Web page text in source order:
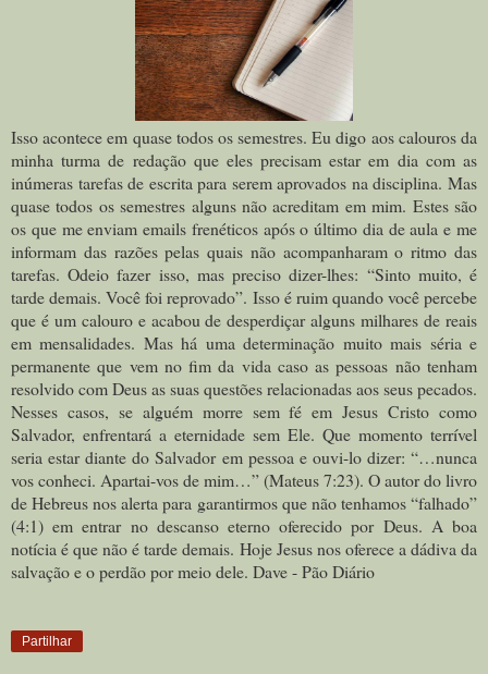
Isso acontece em quase todos os semestres. Eu digo aos calouros da
minha turma de redação que eles precisam estar em dia com as
inúmeras tarefas de escrita para serem aprovados na disciplina. Mas
quase todos os semestres alguns não acreditam em mim. Estes são
os que me enviam emails frenéticos após o último dia de aula e me
informam das razões pelas quais não acompanharam o ritmo das
tarefas. Odeio fazer isso, mas preciso dizer-lhes: “Sinto muito, é
tarde demais. Você foi reprovado”. Isso é ruim quando você percebe
que é um calouro e acabou de desperdiçar alguns milhares de reais
em mensalidades. Mas há uma determinação muito mais séria e
permanente que vem no fim da vida caso as pessoas não tenham
resolvido com Deus as suas questões relacionadas aos seus pecados.
Nesses casos, se alguém morre sem fé em Jesus Cristo como
Salvador, enfrentará a eternidade sem Ele. Que momento terrível
seria estar diante do Salvador em pessoa e ouvi-lo dizer: “…nunca
vos conheci. Apartai-vos de mim…” (Mateus 7:23). O autor do livro
de Hebreus nos alerta para garantirmos que não tenhamos “falhado”
(4:1) em entrar no descanso eterno oferecido por Deus. A boa
notícia é que não é tarde demais. Hoje Jesus nos oferece a dádiva da
salvação e o perdão por meio dele. Dave - Pão Diário
Partilhar